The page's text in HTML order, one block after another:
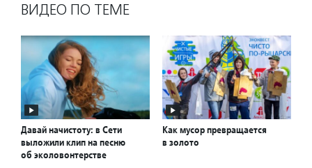
ВИДЕО ПО ТЕМЕ
Давай начистоту: в Сети
выложили клип на песню
об эколовонтерстве
Как мусор превращается
в золото